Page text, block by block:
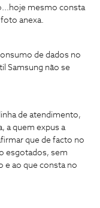
mesmo consta
anexa.
de dados no
Samsung não se
de atendimento,
a quem expus a
que de facto no
esgotados, sem
e ao que consta no